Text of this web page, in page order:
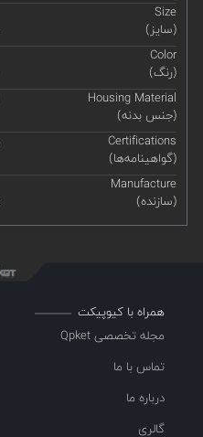
Size
(سایز)
Color
(رنگ)
Housing Material
(جنس بدنه)
Certifications
(گواهینامه‌ها)
Manufacture
(سازنده)
همراه با کیوپیکت
مجله تخصصی Qpket
تماس با ما
درباره ما
گالری